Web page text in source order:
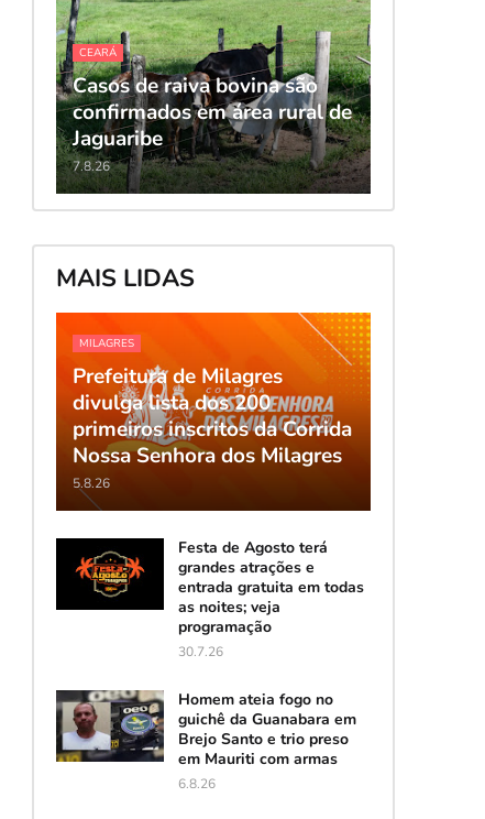
CEARÁ
Casos de raiva bovina são
confirmados em área rural de
Jaguaribe
7.8.26
MAIS LIDAS
MILAGRES
Prefeitura de Milagres
divulga lista dos 200
primeiros inscritos da Corrida
Nossa Senhora dos Milagres
5.8.26
Festa de Agosto terá
grandes atrações e
entrada gratuita em todas
as noites; veja
programação
30.7.26
Homem ateia fogo no
guichê da Guanabara em
Brejo Santo e trio preso
em Mauriti com armas
6.8.26